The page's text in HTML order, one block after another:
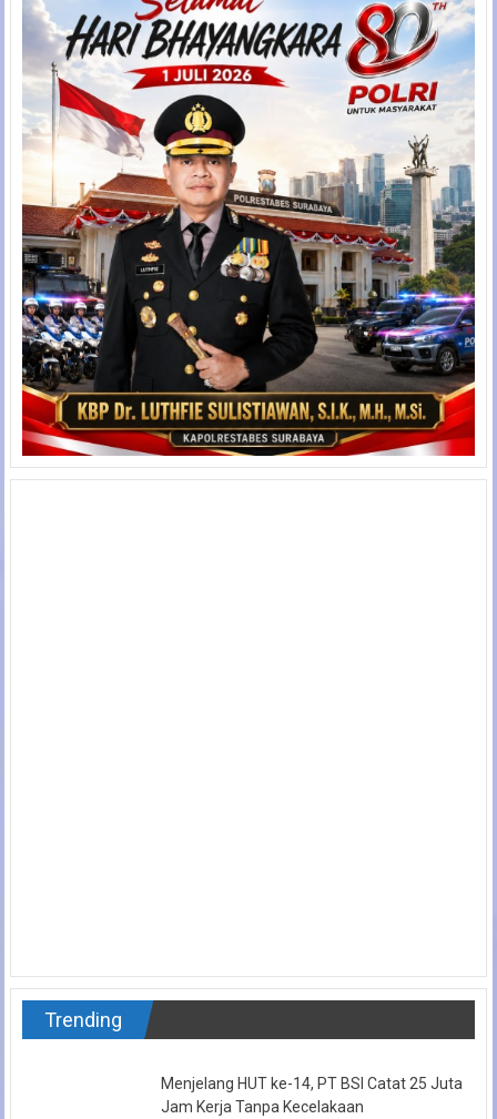
Trending
Menjelang HUT ke-14, PT BSI Catat 25 Juta
Jam Kerja Tanpa Kecelakaan